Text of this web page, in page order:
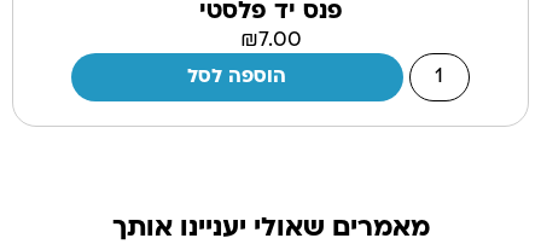
פנס יד פלסטי
₪7.00
הוספה לסל
מאמרים שאולי יעניינו אותך